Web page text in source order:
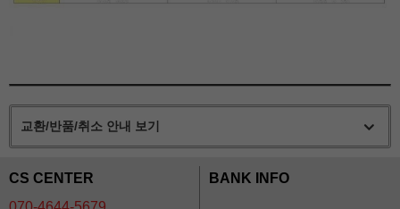
교환/반품/취소 안내 보기
CS CENTER
BANK INFO